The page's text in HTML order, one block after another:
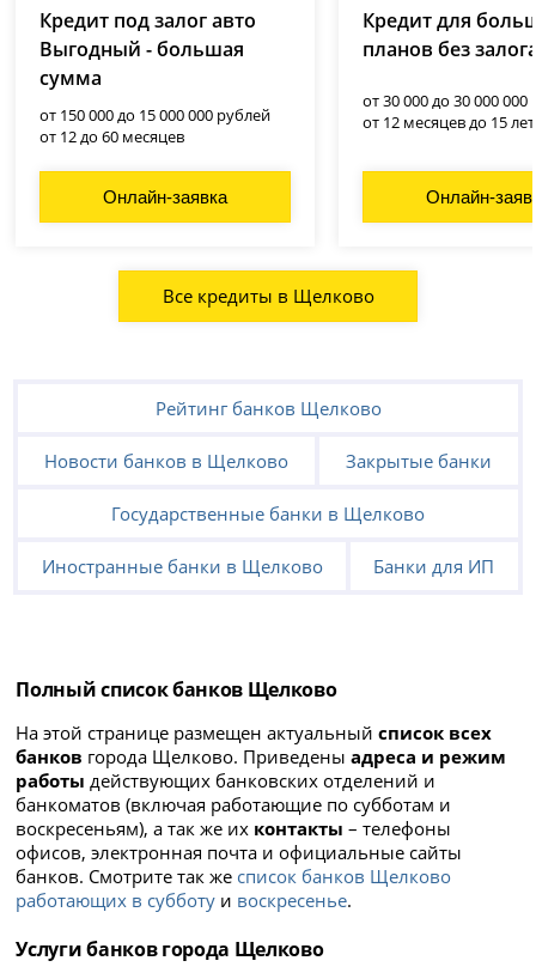
Кредит под залог авто
Выгодный - большая
сумма
от 150 000 до 15 000 000 рублей
от 12 до 60 месяцев
Онлайн-заявка
Кредит для
планов без
от 30 000 до 30 000 000
от 12 месяцев до 15 лет
Онлайн-
Все кредиты в Щелково
Рейтинг банков Щелково
Новости банков в Щелково Закрытые банки
Государственные банки в Щелково
Иностранные банки в Щелково Банки для ИП
Полный список банков Щелково
На этой странице размещен актуальныйсписок всех
банков города Щелково. Приведеныадреса и режим
работы действующих банковских отделений и
банкоматов (включая работающие по субботам и
воскресеньям), а так же их контакты – телефоны
офисов, электронная почта и официальные сайты
банков. Смотрите так же список банков Щелково
работающих в субботу и воскресенье.
Услуги банков города Щелково